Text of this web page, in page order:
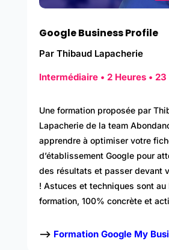
Google Business Profile
Par Thibaud Lapacherie
Intermédiaire • 2 Heures •
Une formation proposée par
Lapacherie de la team
apprendre à optimiser votre
d’établissement Google pour
des résultats et passer devant
! Astuces et techniques sont au
formation, 100% concrète et
–> Formation Google My